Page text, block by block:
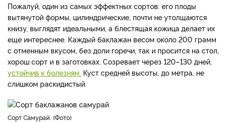
Пожалуй, один из самых эффектных сортов: его плоды
вытянутой формы, цилиндрические, почти не утолщаются
книзу, выглядят идеальными, а блестящая кожица делает их
еще интереснее. Каждый баклажан весом около 200 грамм
с отменным вкусом, без доли горечи, так и просится на стол,
хорош сорт и в заготовках. Созревает через 120–130 дней,
устойчив к болезням. Куст средней высоты, до метра, не
слишком раскидистый.
Сорт Самурай. Фото